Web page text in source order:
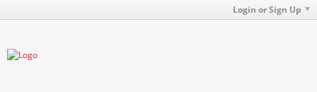
Login or Sign Up